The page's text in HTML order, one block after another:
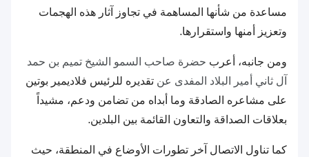
مساعدة من شأنها المساهمة في تجاوز آثار هذه الهجمات
وتعزيز أمنها واستقرارها.
ومن جانبه، أعرب حضرة صاحب السمو الشيخ تميم بن حمد
آل ثاني أمير البلاد المفدى عن تقديره للرئيس فلاديمير بوتين
على مشاعره الصادقة وما أبداه من تضامن ودعم، مشيداً
بعلاقات الصداقة والتعاون القائمة بين البلدين.
كما تناول الاتصال آخر تطورات الأوضاع في المنطقة، حيث